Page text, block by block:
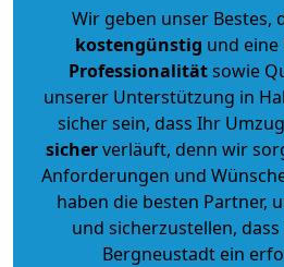
Wir geben unser Bestes,
kostengünstig und eine
Professionalitätsowie
unserer Unterstützung in
sicher sein, dass Ihr Umzug
sicherverläuft, denn wir
Anforderungen und
haben die besten Partner,
und sicherzustellen,
Bergneustadt ein